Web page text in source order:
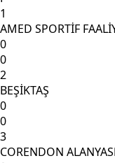
1
AMED SPORTİF
0
0
2
BEŞİKTAŞ
0
0
3
CORENDON